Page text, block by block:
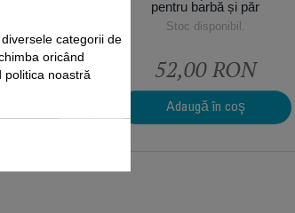
pentru barbă și păr
Stoc disponibil.
52,00 RON
Adaugă în coş
categorii de
oricând
politica noastră